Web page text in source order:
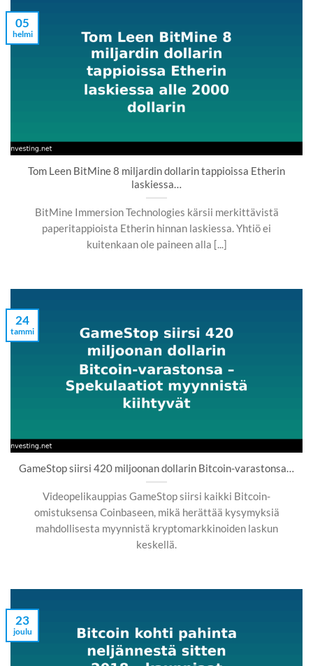
Tom Leen BitMine 8 miljardin dollarin tappioissa Etherin
laskiessa…
BitMine Immersion Technologies kärsii merkittävistä
paperitappioista Etherin hinnan laskiessa. Yhtiö ei
kuitenkaan ole paineen alla [...]
05
helmi
GameStop siirsi 420 miljoonan dollarin Bitcoin-varastonsa…
Videopelikauppias GameStop siirsi kaikki Bitcoin-
omistuksensa Coinbaseen, mikä herättää kysymyksiä
mahdollisesta myynnistä kryptomarkkinoiden laskun
keskellä.
24
tammi
23
joulu